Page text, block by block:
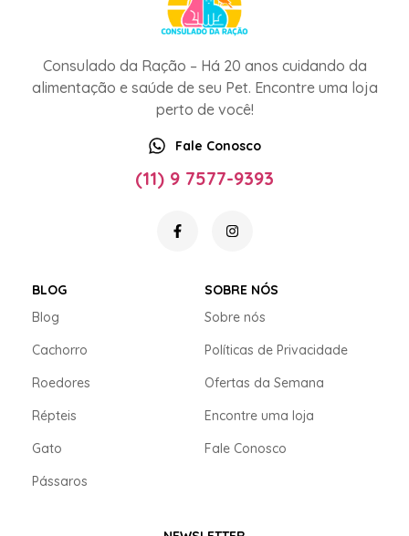
Consulado da Ração – Há 20 anos cuidando da
alimentação e saúde de seu Pet. Encontre uma loja
perto de você!
Fale Conosco
(11) 9 7577-9393
BLOG
Blog
Cachorro
Roedores
Répteis
Gato
Pássaros
SOBRE NÓS
Sobre nós
Políticas de Privacidade
Ofertas da Semana
Encontre uma loja
Fale Conosco